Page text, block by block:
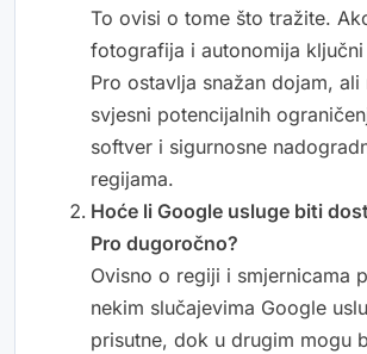
To ovisi o tome što tražite.
fotografija i autonomija
Pro ostavlja snažan dojam, ali
svjesni potencijalnih
softver i sigurnosne
regijama.
Hoće li Google usluge biti
Pro dugoročno?
Ovisno o regiji i smjernicama
nekim slučajevima Google
prisutne, dok u drugim mogu